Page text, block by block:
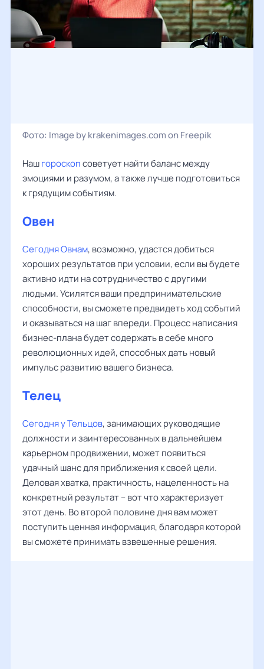
Фото: Image by krakenimages.com on Freepik
Нашгороскопсоветует найти баланс между
эмоциями и разумом, а также лучше подготовиться
к грядущим событиям.
Овен
Сегодня Овнам, возможно, удастся добиться
хороших результатов при условии, если вы будете
активно идти на сотрудничество с другими
людьми. Усилятся ваши предпринимательские
способности, вы сможете предвидеть ход событий
и оказываться на шаг впереди. Процесс написания
бизнес-плана будет содержать в себе много
революционных идей, способных дать новый
импульс развитию вашего бизнеса.
Телец
Сегодня у Тельцов, занимающих руководящие
должности и заинтересованных в дальнейшем
карьерном продвижении, может появиться
удачный шанс для приближения к своей цели.
Деловая хватка, практичность, нацеленность на
конкретный результат – вот что характеризует
этот день. Во второй половине дня вам может
поступить ценная информация, благодаря которой
вы сможете принимать взвешенные решения.